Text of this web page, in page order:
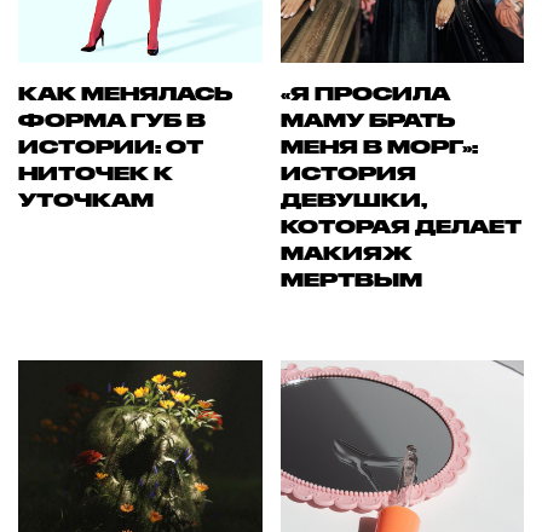
КАК МЕНЯЛАСЬ
ФОРМА ГУБ В
ИСТОРИИ: ОТ
НИТОЧЕК К
УТОЧКАМ
«Я ПРОСИЛА
МАМУ БРАТЬ
МЕНЯ В МОРГ»:
ИСТОРИЯ
ДЕВУШКИ,
КОТОРАЯ ДЕЛАЕТ
МАКИЯЖ
МЕРТВЫМ